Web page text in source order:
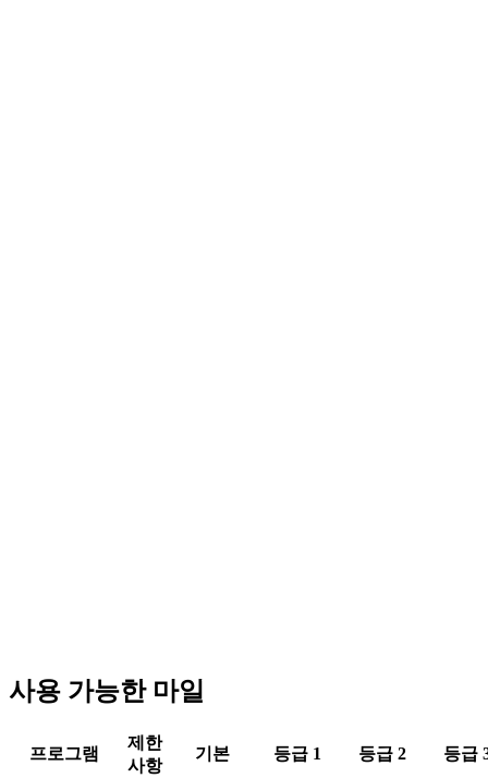
사용 가능한 마일
프로그램
제한
사항
기본 등급 1 등급 2 등급